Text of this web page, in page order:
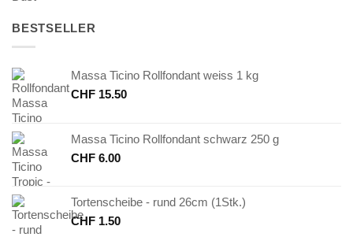
BESTSELLER
Massa Ticino Rollfondant weiss 1 kg
CHF 15.50
Massa Ticino Rollfondant schwarz 250 g
CHF 6.00
Tortenscheibe - rund 26cm (1Stk.)
CHF 1.50